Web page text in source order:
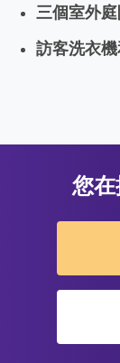
三個室外
訪客洗衣
您在